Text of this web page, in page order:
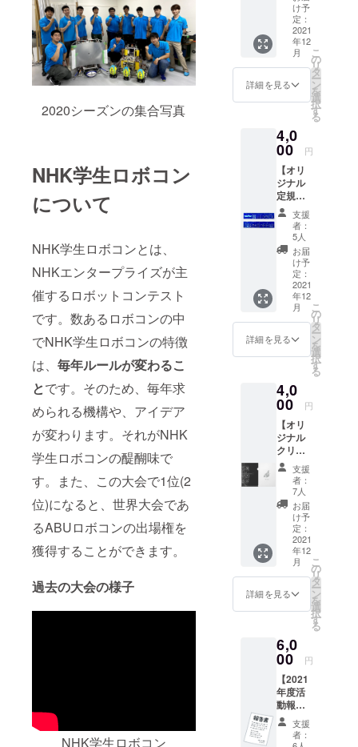
2020シーズンの集合写真
NHK学生ロボコン
について
NHK学生ロボコンとは、
NHKエンタープライズが主
催するロボットコンテスト
です。数あるロボコンの中
でNHK学生ロボコンの特徴
は、 毎年ルールが変わるこ
とです。そのため、毎年求
められる機構や、アイデア
が変わります。それがNHK
学生ロボコンの醍醐味で
す。また、この大会で1位(2
位)になると、世界大会であ
るABUロボコンの出場権を
獲得することができます。
過去の大会の様子
NHK学生ロボコン
控除」をお受け
いただくために
は、確定申告の
際に、国立大学
法人豊橋技術科
た領収書をもっ
て確定申告をし
領収書は12月頃
の発送を予定し
ています。 ※領
CAMPFIREでは
なく国立大学法
人豊橋技術科学
大学が発行・郵
送いたします。
載。
（2021
年度の
み）】
※備考欄
にご希
望記載
名、
メッ
をご入
力くだ
さい。
※公序良
俗に反
する場
合は、
ご希望
に添い
かねる
場合が
ござい
ます。
「本プ
ロジェ
クトへ
のご寄
豊橋技
術科学
大学へ
の寄附
とな
り、弊
法人が
寄附金
の受付
及び領
収書発
行を行
いま
す。 こ
のプロ
ジェク
トの寄
象にな
りま
す。
「寄附
金控
除」を
お受け
いただ
け予
定：
2021
年12
月
詳細を見る
こ
の
リ
タ
ー
ン
を
選
択
す
る
4,0
00 円
【オリ
ジナル
定規】
とよは
し☆ロ
ボコン
ズのメ
ンバー
が製作
した回
路定規
です。
【寸
法】
100mm
x20mm
ロジェ
クトへ
のご寄
付は、
国立大
学法人
豊橋技
術科学
大学へ
の寄附
とな
り、弊
法人が
寄附金
の受付
及び領
収書発
のプロ
ジェク
トの寄
附は寄
附金控
除の対
象にな
りま
支援
者：
5人
お届
け予
定：
2021
年12
月
詳細を見る
こ
の
リ
タ
ー
ン
を
選
択
す
る
4,0
00 円
【オリ
ジナル
クリア
ファイ
ル】 と
よはし
☆ロボ
コンズ
のメン
バーが
デザイ
ンした
クリア
ファイ
ルで
す。 以
類のデ
ザイン
がござ
いま
す。 ・
グレー
ト・ウ
支援
者：
7人
お届
け予
定：
2021
年12
月
詳細を見る
こ
の
リ
タ
ー
ン
を
選
択
す
る
6,0
00 円
【2021
年度活
動報告
書】 と
よはし
☆ロボ
支援
者：